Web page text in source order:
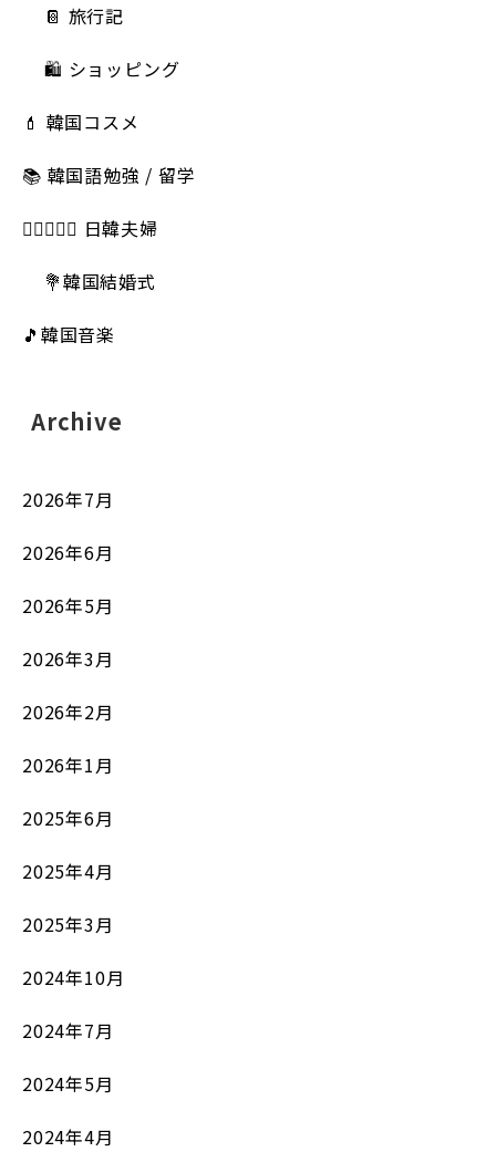
📔 旅行記
🛍️ ショッピング
💄 韓国コスメ
📚 韓国語勉強 / 留学
👩🏻‍❤️‍👨🏻 日韓夫婦
💐韓国結婚式
🎵韓国音楽
Archive
2026年7月
2026年6月
2026年5月
2026年3月
2026年2月
2026年1月
2025年6月
2025年4月
2025年3月
2024年10月
2024年7月
2024年5月
2024年4月